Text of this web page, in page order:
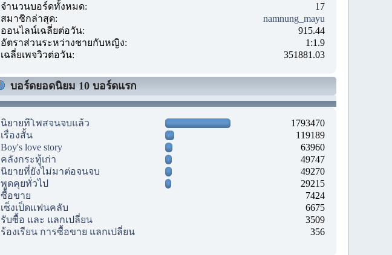
จำนวนบอร์ดทั้งหมด:
17
สมาชิกล่าสุด:
namnung_mayu
ออนไลน์เฉลี่ยต่อวัน:
915.44
อัตราส่วนระหว่างชายกับหญิง:
1:1.9
เฉลี่ยเพจวิวต่อวัน:
351881.03
บอร์ดยอดนิยม 10 บอร์ดแรก
นิยายที่โพสจนจบแล้ว
1793470
เรื่องสั้น
119189
Boy's love story
63960
คลังกระทู้เก่า
49747
นิยายที่ยังไม่มาต่อจนจบ
49270
พูดคุยทั่วไป
29215
ซื้อขาย
7424
เซ็งเป็ดแฟนคลับ
6675
รับซื้อ และ แลกเปลี่ยน
3509
ร้องเรียน การซื้อขาย แลกเปลี่ยน
356